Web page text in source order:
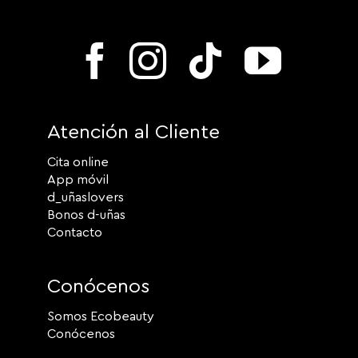
Atención al Cliente
Cita online
App móvil
d_uñaslovers
Bonos d-uñas
Contacto
Conócenos
Somos Ecobeauty
Conócenos